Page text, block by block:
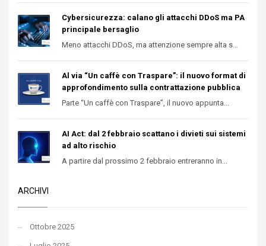
Cybersicurezza: calano gli attacchi DDoS ma PA
principale bersaglio
Meno attacchi DDoS, ma attenzione sempre alta s...
Al via “Un caffè con Traspare”: il nuovo format di
approfondimento sulla contrattazione pubblica
Parte “Un caffè con Traspare”, il nuovo appunta...
AI Act: dal 2 febbraio scattano i divieti sui sistemi
ad alto rischio
A partire dal prossimo 2 febbraio entreranno in...
ARCHIVI
Ottobre 2025